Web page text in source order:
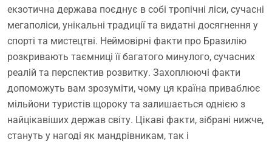
екзотична держава поєднує в собі тропічні ліси, сучасні
мегаполіси, унікальні традиції та видатні досягнення у
спорті та мистецтві. Неймовірні факти про Бразилію
розкривають таємниці її багатого минулого, сучасних
реалій та перспектив розвитку. Захоплюючі факти
допоможуть вам зрозуміти, чому ця країна приваблює
мільйони туристів щороку та залишається однією з
найцікавіших держав світу. Цікаві факти, зібрані нижче,
стануть у нагоді як мандрівникам, так і